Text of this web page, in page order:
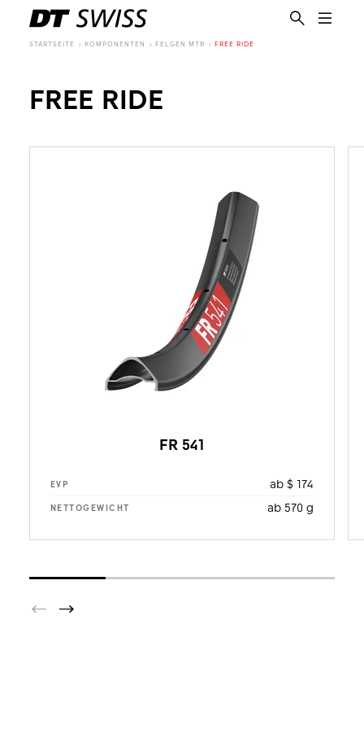
STARTSEITE KOMPONENTEN FELGEN MTB FREE RIDE
FREE RIDE
FR 541
EVP ab $ 174
NETTOGEWICHT ab 570 g